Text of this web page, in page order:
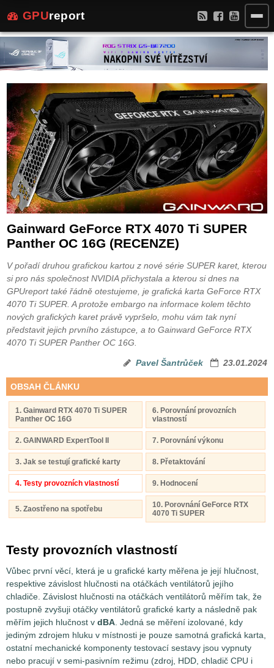
GPUreport
Gainward GeForce RTX 4070 Ti SUPER
Panther OC 16G (RECENZE)
V pořadí druhou grafickou kartou z nové série SUPER karet, kterou
si pro nás společnost NVIDIA přichystala a kterou si dnes na
GPUreport také řádně otestujeme, je grafická karta GeForce RTX
4070 Ti SUPER. A protože embargo na informace kolem těchto
nových grafických karet právě vypršelo, mohu vám tak nyní
představit jejich prvního zástupce, a to Gainward GeForce RTX
4070 Ti SUPER Panther OC 16G.
Pavel Šantrůček 23.01.2024
OBSAH ČLÁNKU
1. Gainward RTX 4070 Ti SUPER
Panther OC 16G
6. Porovnání provozních
vlastností
2. GAINWARD ExpertTool II 7. Porovnání výkonu
3. Jak se testují grafické karty 8. Přetaktování
4. Testy provozních vlastností 9. Hodnocení
5. Zaostřeno na spotřebu
10. Porovnání GeForce RTX
4070 Ti SUPER
Testy provozních vlastností
Vůbec první věcí, která je u grafické karty měřena je její hlučnost,
respektive závislost hlučnosti na otáčkách ventilátorů jejího
chladiče. Závislost hlučnosti na otáčkách ventilátorů měřím tak, že
postupně zvyšuji otáčky ventilátorů grafické karty a následně pak
měřím jejich hlučnost v dBA. Jedná se měření izolované, kdy
jediným zdrojem hluku v místnosti je pouze samotná grafická karta,
ostatní mechanické komponenty testovací sestavy jsou vypnuty
nebo pracují v semi-pasivním režimu (zdroj, HDD, chladič CPU i